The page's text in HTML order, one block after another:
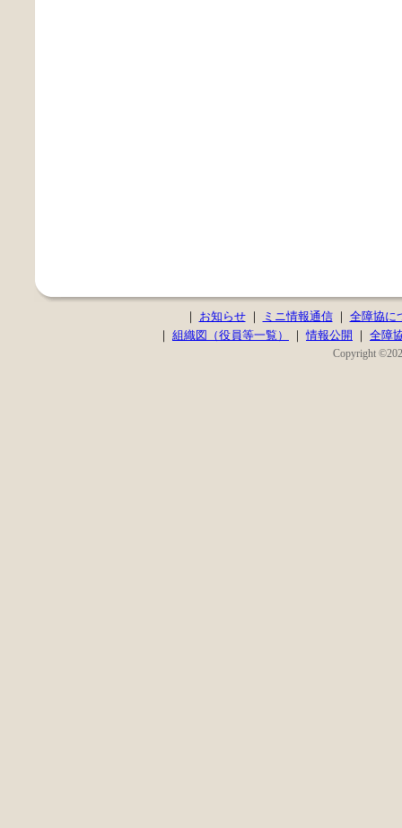
｜ お知らせ｜ ミニ情報通信｜ 全障協に
｜ 組織図（役員等一覧） ｜情報公開 ｜ 全障
Copyright